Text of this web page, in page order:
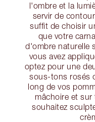
l'ombre et la
servir de
suffit de choisir
que votre
d'ombre naturelle
vous avez
optez pour une
sous-tons rosés
long de vos
mâchoire et
souhaitez